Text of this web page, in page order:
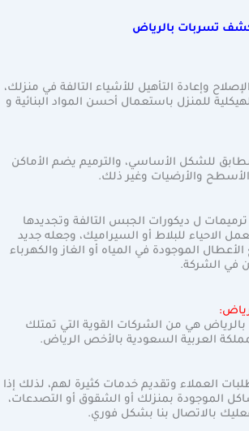
كشف تسربات بالرياض
وإعادة التأهيل للأشياء التالفة في منزلك،
للمنزل باستعمال أحسن المواد البنائية و
للشكل الأساسي، والترميم يضم الأماكن
الأسطح والأرضيات وغير ذلك.
ل ديكورات الجبس التالفة وتجديدها
الاحياء للبلاط أو السيراميك، وجعله جديد
الموجودة في المياه أو الغاز والكهرباء
في الشركة.
هي من الشركات القوية التي تمتلك
العربية السعودية بالأخص الرياض.
العملاء وتقديم خدمات كثيرة لهم، لذلك إذا
الموجودة بمنزلك أو الشقوق أو التصدعات،
بالاتصال بنا بشكل فوري.